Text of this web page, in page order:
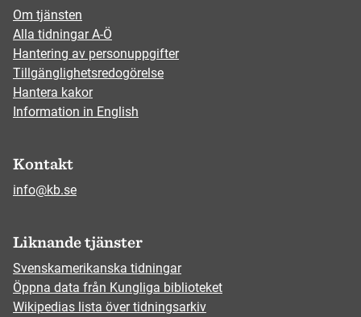
Om tjänsten
Alla tidningar A-Ö
Hantering av personuppgifter
Tillgänglighetsredogörelse
Hantera kakor
Information in English
Kontakt
info@kb.se
Liknande tjänster
Svenskamerikanska tidningar
Öppna data från Kungliga biblioteket
Wikipedias lista över tidningsarkiv